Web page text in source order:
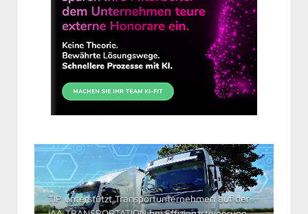
TIP unterstützt Transportunternehmen auf der